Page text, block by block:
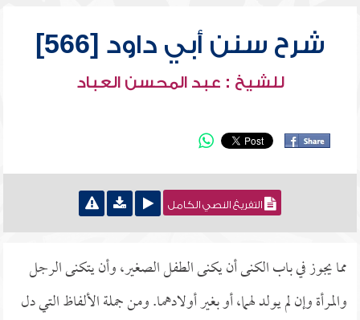
شرح سنن أبي داود [566]
للشيخ : عبد المحسن العباد
التفريغ النصي الكامل
مما يجوز في باب الكنى أن يكنى الطفل الصغير، وأن يتكنى الرجل
والمرأة وإن لم يولد لهما، أو بغير أولادهما. ومن جملة الألفاظ التي دل